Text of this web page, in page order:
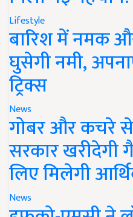
Lifestyle
बारिश में नमक
घुसेगी नमी,
ट्रिक्स
News
गोबर और कचरे से
सरकार खरीदेगी
लिए मिलेगी
News